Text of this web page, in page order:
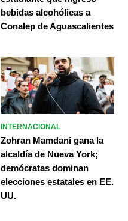
bebidas alcohólicas a
Conalep de Aguascalientes
INTERNACIONAL
Zohran Mamdani gana la
alcaldía de Nueva York;
demócratas dominan
elecciones estatales en EE.
UU.